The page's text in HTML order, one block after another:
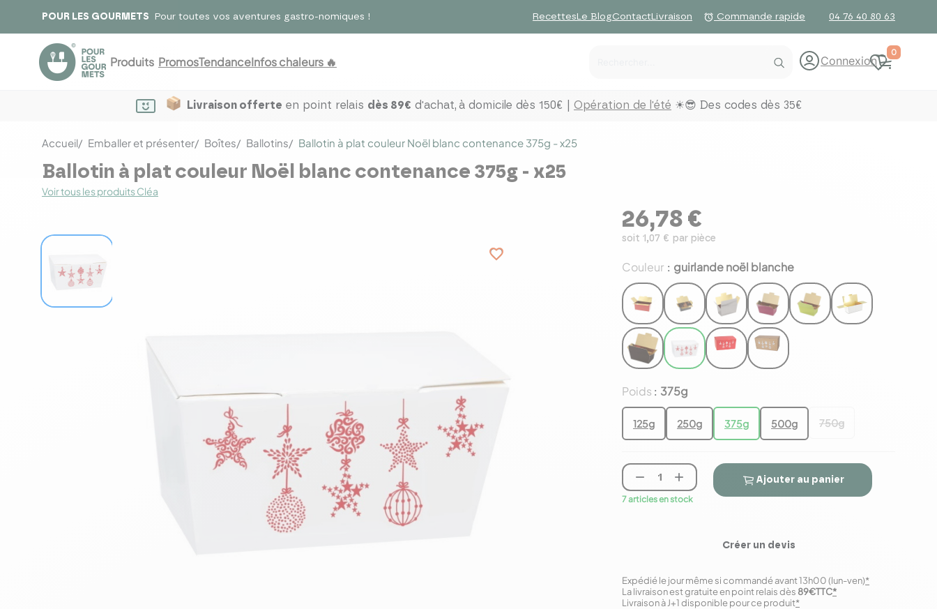
POUR LES GOURMETS Pour toutes vos aventures gastro-nomiques ! RecettesLe BlogContactLivraison alarm Commande rapide 04 76 40 80 63
Produits PromosTendanceInfos chaleurs 🔥 Connexion
0
Livraison offerte en point relais dès 89€ d'achat, à domicile dès 150€ | Opération de l'été ☀😎 Des codes dès 35€
Accueil Emballer et présenter Boîtes Ballotins Ballotin à plat couleur Noël blanc contenance 375g - x25
Ballotin à plat couleur Noël blanc contenance 375g - x25
Voir tous les produits Cléa
favorite_border
26,78 €
soit 1,07 € par pièce
Couleur : guirlande noël blanche
Poids : 375g
125g 250g 375g 500g 750g
 
7 articles en stock
Ajouter au panier
Créer un devis
Expédié le jour même si commandé avant 13h00 (lun-ven)*
Livraison à J+1 disponible pour ce produit*
La livraison est gratuite en point relais dès 89€TTC*